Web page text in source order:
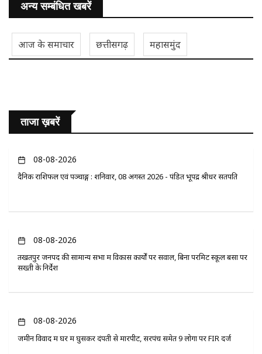
अन्य सम्बंधित खबरें
आज के समाचार छत्तीसगढ़ महासमुंद
ताजा ख़बरें
08-08-2026
दैनिक राशिफल एवं पञ्चाङ्ग : शनिवार, 08 अगस्त 2026 - पंडित भूपेंद्र श्रीधर सतपति
08-08-2026
तखतपुर जनपद की सामान्य सभा में विकास कार्यों पर सवाल, बिना परमिट स्कूल बसों पर
सख्ती के निर्देश
08-08-2026
जमीन विवाद में घर में घुसकर दंपती से मारपीट, सरपंच समेत 9 लोगों पर FIR दर्ज